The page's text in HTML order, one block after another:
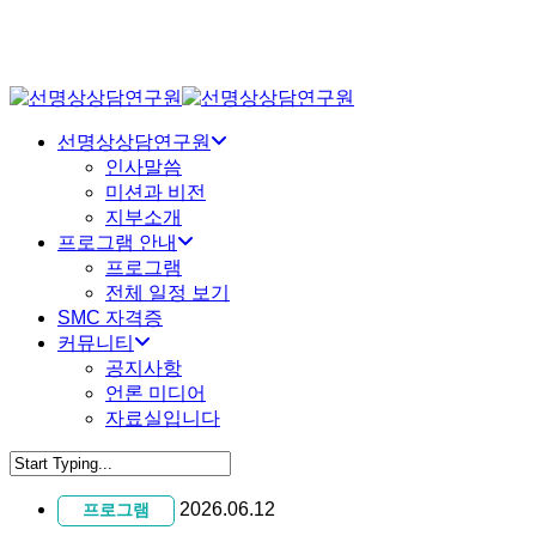
content
Menu
선명상상담연구원
인사말씀
미션과 비전
지부소개
프로그램 안내
프로그램
전체 일정 보기
SMC 자격증
커뮤니티
공지사항
언론 미디어
자료실입니다
Search
프로그램
2026.06.12